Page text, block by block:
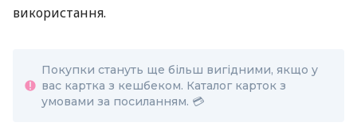
використання.
Покупки стануть ще більш вигідними, якщо у
вас картка з кешбеком. Каталог карток з
умовами за посиланням. 💳